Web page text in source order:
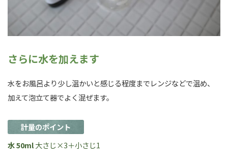
さらに水を加えます
水をお風呂より少し温かいと感じる程度までレンジなどで温め、
加えて泡立て器でよく混ぜます。
計量のポイント
水 50ml大さじ×3＋小さじ1